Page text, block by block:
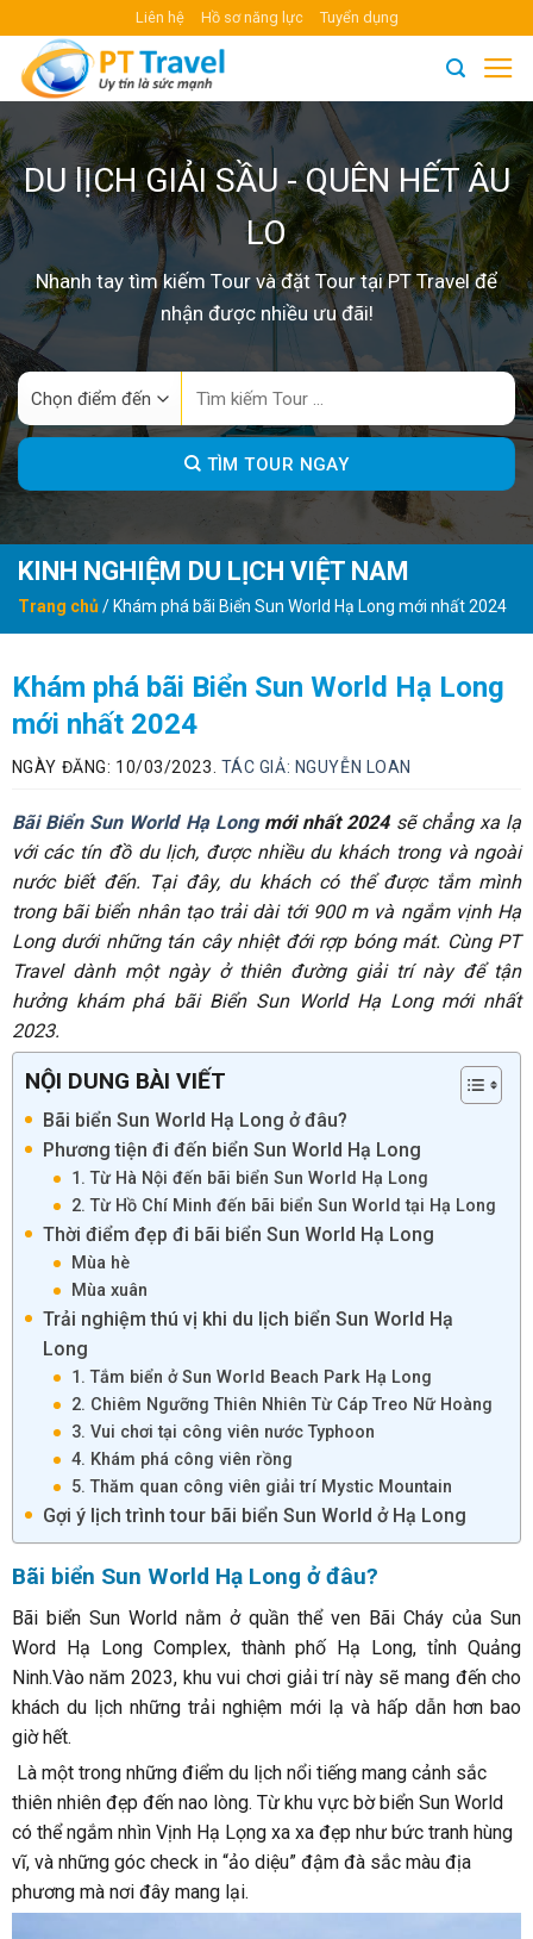
content
Liên hệ Hồ sơ năng lực Tuyển dụng
DU lỊCH GIẢI SẦU - QUÊN HẾT ÂU
LO
Nhanh tay tìm kiếm Tour và đặt Tour tại PT Travel để
nhận được nhiều ưu đãi!
TÌM TOUR NGAY
KINH NGHIỆM DU LỊCH VIỆT NAM
Trang chủ/Khám phá bãi Biển Sun World Hạ Long mới nhất 2024
Khám phá bãi Biển Sun World Hạ Long
mới nhất 2024
NGÀY ĐĂNG: 10/03/2023. TÁC GIẢ: NGUYỄN LOAN
Bãi Biển Sun World Hạ Longmới nhất 2024sẽ chẳng xa lạ
với các tín đồ du lịch, được nhiều du khách trong và ngoài
nước biết đến. Tại đây, du khách có thể được tắm mình
trong bãi biển nhân tạo trải dài tới 900 m và ngắm vịnh Hạ
Long dưới những tán cây nhiệt đới rợp bóng mát. Cùng PT
Travel dành một ngày ở thiên đường giải trí này để tận
hưởng khám phá bãi Biển Sun World Hạ Long mới nhất
2023.
NỘI DUNG BÀI VIẾT
Bãi biển Sun World Hạ Long ở đâu?
Phương tiện đi đến biển Sun World Hạ Long
1. Từ Hà Nội đến bãi biển Sun World Hạ Long
2. Từ Hồ Chí Minh đến bãi biển Sun World tại Hạ Long
Thời điểm đẹp đi bãi biển Sun World Hạ Long
Mùa hè
Mùa xuân
Trải nghiệm thú vị khi du lịch biển Sun World Hạ
Long
1. Tắm biển ở Sun World Beach Park Hạ Long
2. Chiêm Ngưỡng Thiên Nhiên Từ Cáp Treo Nữ Hoàng
3. Vui chơi tại công viên nước Typhoon
4. Khám phá công viên rồng
5. Thăm quan công viên giải trí Mystic Mountain
Gợi ý lịch trình tour bãi biển Sun World ở Hạ Long
Bãi biển Sun World Hạ Long ở đâu?
Bãi biển Sun World nằm ở quần thể ven Bãi Cháy của Sun
Word Hạ Long Complex, thành phố Hạ Long, tỉnh Quảng
Ninh.Vào năm 2023, khu vui chơi giải trí này sẽ mang đến cho
khách du lịch những trải nghiệm mới lạ và hấp dẫn hơn bao
giờ hết.
Là một trong những điểm du lịch nổi tiếng mang cảnh sắc
thiên nhiên đẹp đến nao lòng. Từ khu vực bờ biển Sun World
có thể ngắm nhìn Vịnh Hạ Lọng xa xa đẹp như bức tranh hùng
vĩ, và những góc check in “ảo diệu” đậm đà sắc màu địa
phương mà nơi đây mang lại.